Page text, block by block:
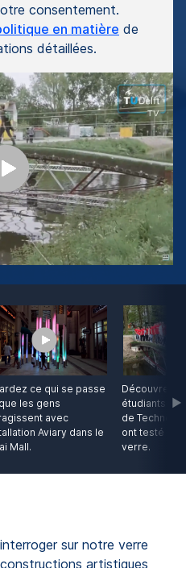
consentement.
en matière de
détaillées.
ce qui se passe
les gens
avec
Aviary dans le
Mall.
Découvrez
étudiants de
de
ont testé
verre.
sur notre verre
artistiques